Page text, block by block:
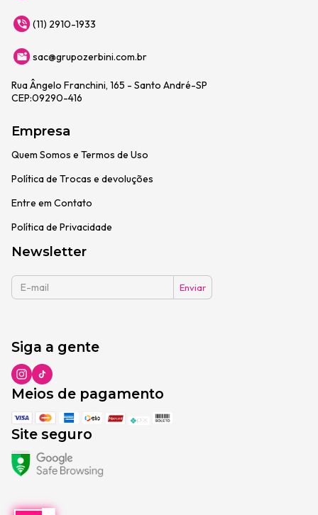
(11) 2910-1933
sac@grupozerbini.com.br
Rua Ângelo Franchini, 165 - Santo André-SP
CEP:09290-416
Empresa
Quem Somos e Termos de Uso
Política de Trocas e devoluções
Entre em Contato
Política de Privacidade
Newsletter
Siga a gente
Meios de pagamento
Site seguro